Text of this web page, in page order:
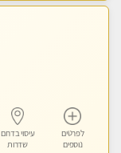
לפרטים
נוספים
עיסוי בדרום
שדרות